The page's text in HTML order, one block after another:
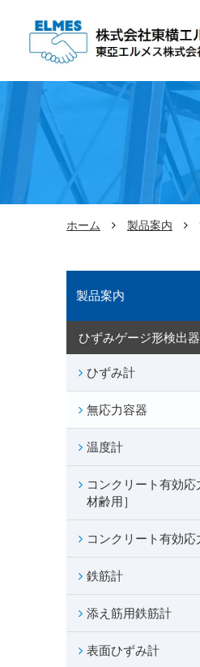
ホーム 製品案内
製品案内
ひずみゲージ形検出器
ひずみ計
無応力容器
温度計
コンクリート有効応
材齢用］
コンクリート有効応
鉄筋計
添え筋用鉄筋計
表面ひずみ計